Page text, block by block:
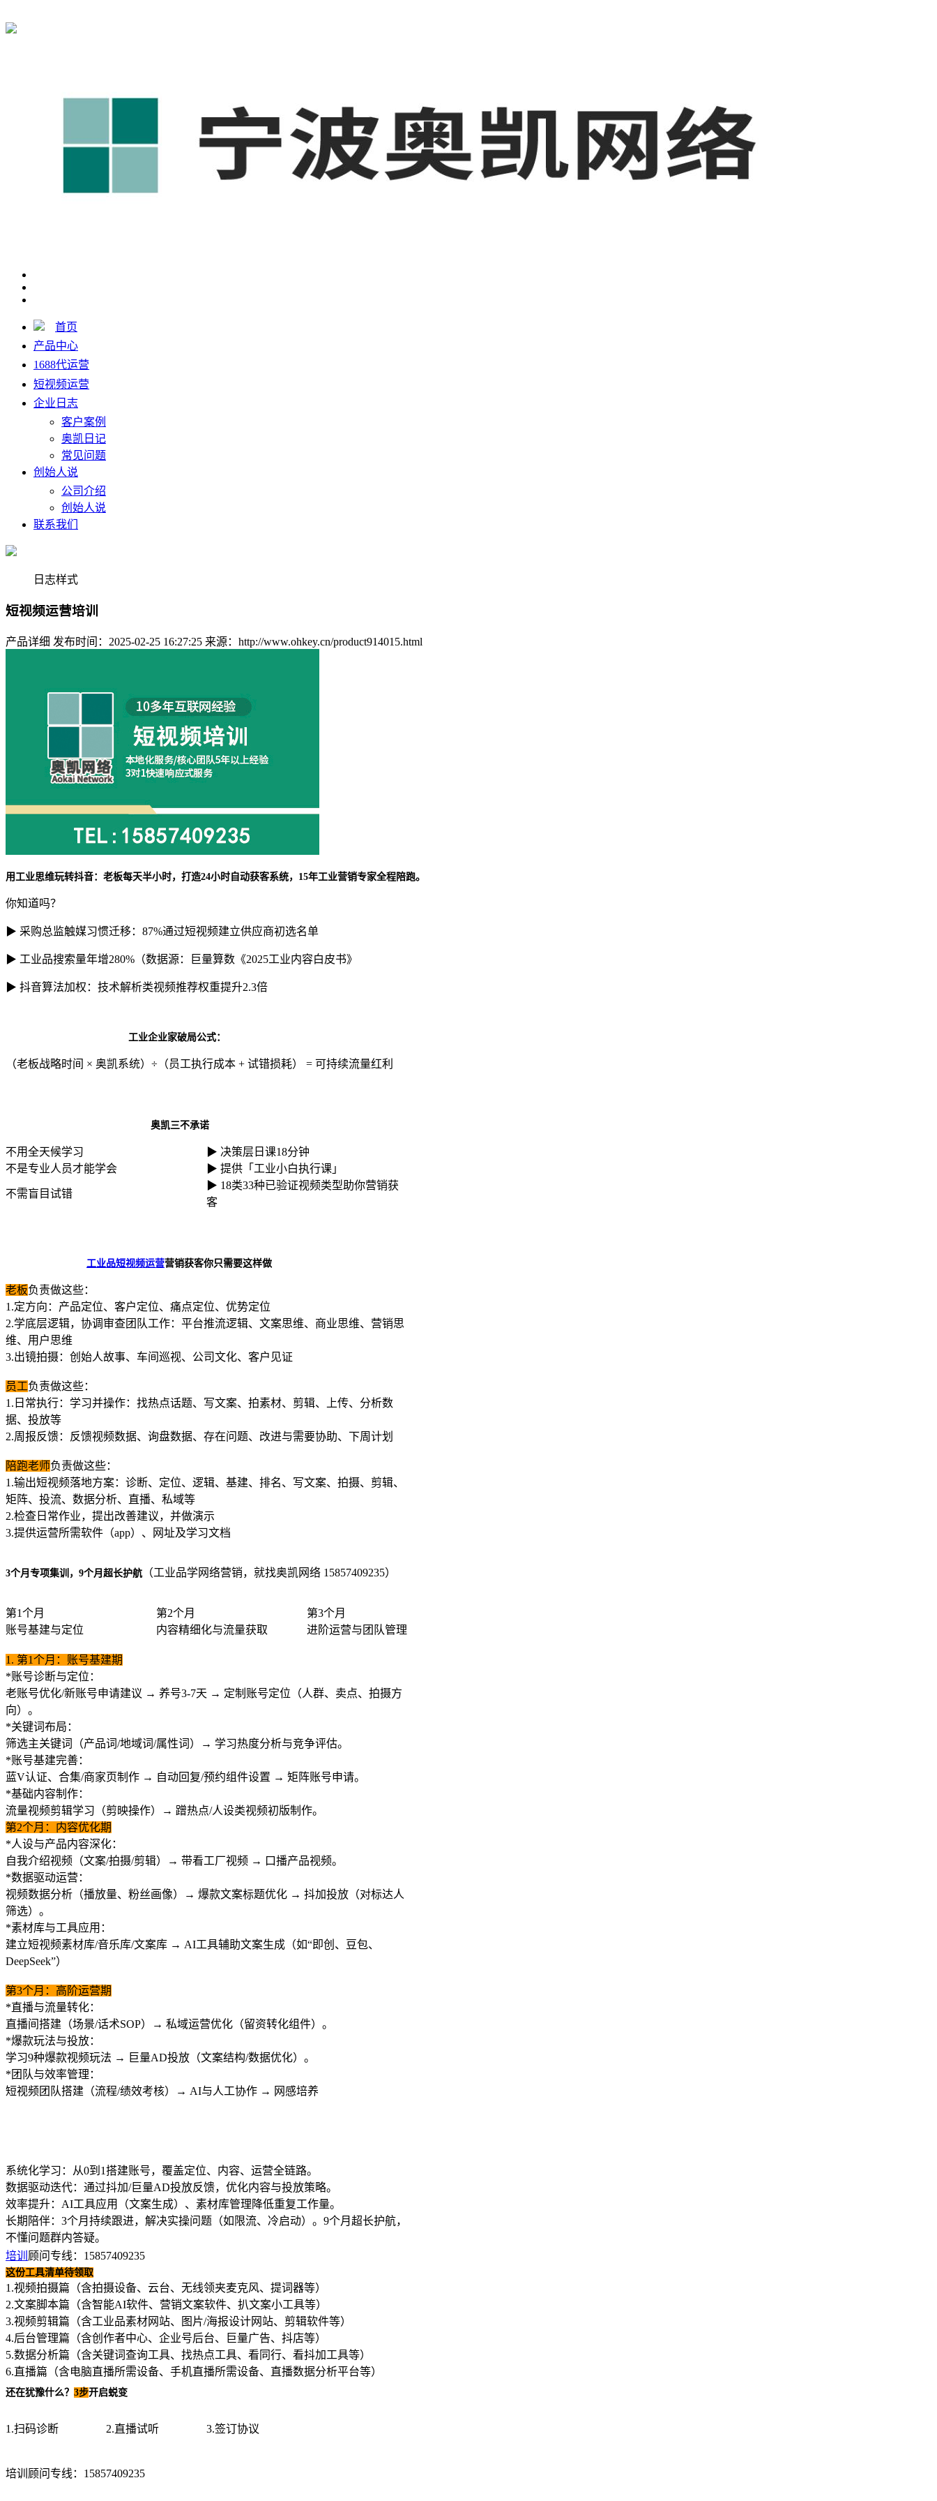
首页
产品中心
1688代运营
短视频运营
企业日志
客户案例
奥凯日记
常见问题
创始人说
公司介绍
创始人说
联系我们
日志样式
短视频运营培训
产品详细 发布时间：2025-02-25 16:27:25 来源：http://www.ohkey.cn/product914015.html
用工业思维玩转抖音：老板每天半小时，打造24小时自动获客系统，15年工业营销专家全程陪跑。
你知道吗？
▶ 采购总监触媒习惯迁移：87%通过短视频建立供应商初选名单
▶ 工业品搜索量年增280%（数据源：巨量算数《2025工业内容白皮书》
▶ 抖音算法加权：技术解析类视频推荐权重提升2.3倍
工业企业家破局公式：
（老板战略时间 × 奥凯系统）÷（员工执行成本 + 试错损耗） = 可持续流量红利
奥凯三不承诺
不用全天候学习 ▶ 决策层日课18分钟
不是专业人员才能学会
▶ 提供「工业小白执行课」
不需盲目试错
▶ 18类33种已验证视频类型助你营销获
客
工业品短视频运营营销获客你只需要这样做
老板负责做这些：
1.定方向：产品定位、客户定位、痛点定位、优势定位
2.学底层逻辑，协调审查团队工作：平台推流逻辑、文案思维、商业思维、营销思
维、用户思维
3.出镜拍摄：创始人故事、车间巡视、公司文化、客户见证
员工负责做这些：
1.日常执行：学习并操作：找热点话题、写文案、拍素材、剪辑、上传、分析数
据、投放等
2.周报反馈：反馈视频数据、询盘数据、存在问题、改进与需要协助、下周计划
陪跑老师负责做这些：
1.输出短视频落地方案：诊断、定位、逻辑、基建、排名、写文案、拍摄、剪辑、
矩阵、投流、数据分析、直播、私域等
2.检查日常作业，提出改善建议，并做演示
3.提供运营所需软件（app）、网址及学习文档
3个月专项集训，9个月超长护航 （工业品学网络营销，就找奥凯网络 15857409235）
第1个月
账号基建与定位
第2个月
内容精细化与流量获取
第3个月
进阶运营与团队管理
1. 第1个月：账号基建期
*账号诊断与定位：
老账号优化/新账号申请建议 → 养号3-7天 → 定制账号定位（人群、卖点、拍摄方
向）。
*关键词布局：
筛选主关键词（产品词/地域词/属性词） → 学习热度分析与竞争评估。
*账号基建完善：
蓝V认证、合集/商家页制作 → 自动回复/预约组件设置 → 矩阵账号申请。
*基础内容制作：
流量视频剪辑学习（剪映操作）
→ 蹭热点/人设类视频初版制作。
第2个月：内容优化期
*人设与产品内容深化：
自我介绍视频（文案/拍摄/剪辑） → 带看工厂视频 → 口播产品视频。
*数据驱动运营：
视频数据分析（播放量、粉丝画像）
→ 爆款文案标题优化 → 抖加投放（对标达人
筛选）。
*素材库与工具应用：
建立短视频素材库/音乐库/文案库 → AI工具辅助文案生成（如“即创、豆包、
DeepSeek”）
第3个月：高阶运营期
*直播与流量转化：
直播间搭建（场景/话术SOP） → 私域运营优化（留资转化组件）。
*爆款玩法与投放：
学习9种爆款视频玩法 → 巨量AD投放（文案结构/数据优化）。
* 团队与效率管理：
短视频团队搭建（流程/绩效考核） → AI与人工协作 → 网感培养
系统化学习：从0到1搭建账号，覆盖定位、内容、运营全链路。
数据驱动迭代：通过抖加/巨量AD投放反馈，优化内容与投放策略。
效率提升：AI工具应用（文案生成）、素材库管理降低重复工作量。
长期陪伴：3个月持续跟进，解决实操问题（如限流、冷启动）。9个月超长护航，
不懂问题群内答疑。
培训 顾问专线：15857409235
这份工具清单待领取
1.视频拍摄篇（含拍摄设备、云台、无线领夹麦克风、提词器等）
2.文案脚本篇（含智能AI软件、营销文案软件、扒文案小工具等）
3.视频剪辑篇（含工业品素材网站、图片/海报设计网站、剪辑软件等）
4.后台管理篇（含创作者中心、企业号后台、巨量广告、抖店等）
5.数据分析篇（含关键词查询工具、找热点工具、看同行、看抖加工具等）
6.直播篇（含电脑直播所需设备、手机直播所需设备、直播数据分析平台等）
还在犹豫什么？ 3步开启蜕变
1.扫码诊断 2.直播试听 3.签订协议
培训顾问专线：15857409235